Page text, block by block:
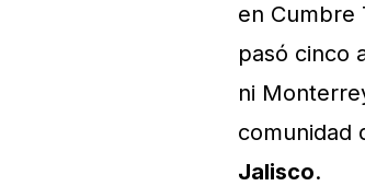
en Cumbre
pasó cinco
ni
comunidad
Jalisco.